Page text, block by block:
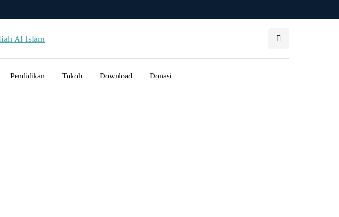
Pendidikan Tokoh Download Donasi